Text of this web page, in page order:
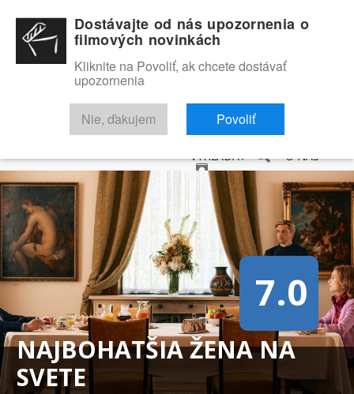
RECENZIE TRAILERY FILMOVÁ DATABÁZA
VYHĽADAŤ O NÁS
NAJBOHATŠIA ŽENA NA
SVETE
7.0
Dostávajte od nás upozornenia o
filmových novinkách
Kliknite na Povoliť, ak chcete dostávať
upozornenia
Nie, ďakujem Povoliť